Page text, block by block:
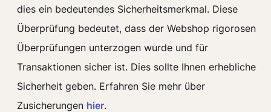
dies ein bedeutendes Sicherheitsmerkmal. Diese
Überprüfung bedeutet, dass der Webshop rigorosen
Überprüfungen unterzogen wurde und für
Transaktionen sicher ist. Dies sollte Ihnen erhebliche
Sicherheit geben. Erfahren Sie mehr über
Zusicherungen hier.